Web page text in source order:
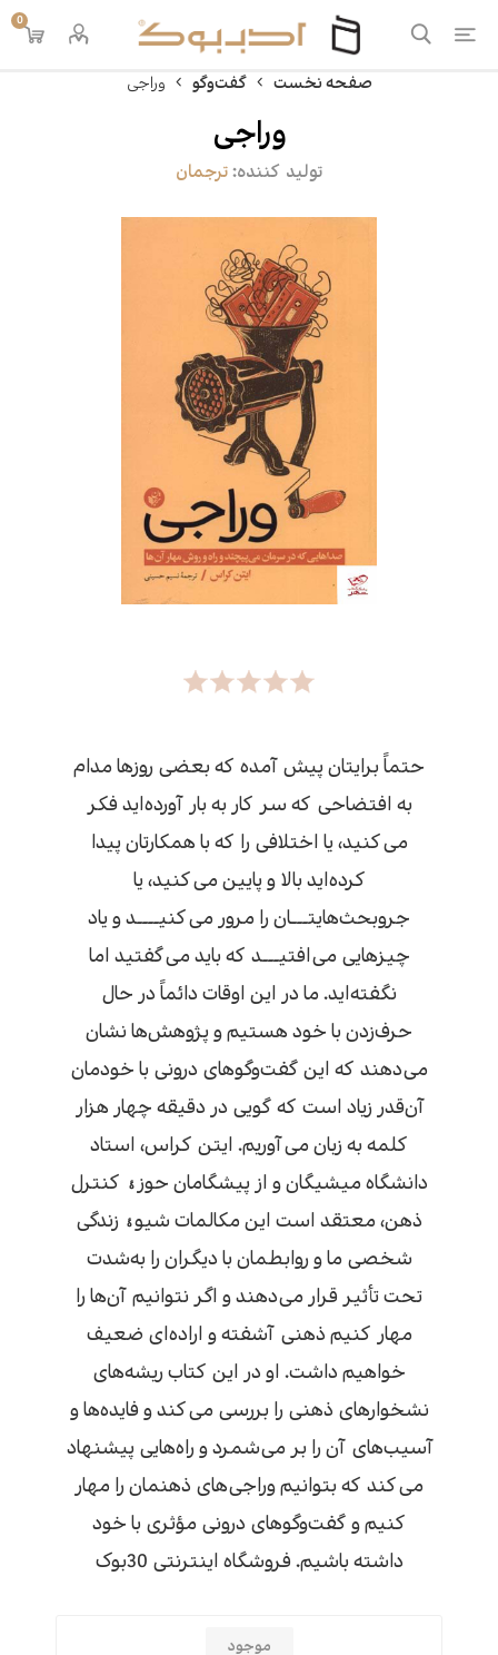
0
صفحه نخست گفت‌وگو وراجی
وراجی
تولید کننده: ترجمان
حتماً برایتان پیش آمده که بعضی روزها مدام
به افتضاحی که سر کار به بار آورده‌اید فکر
می‌کنید، یا اختلافی را که با همکارتان پیدا
کرده‌اید بالا و پایین می‌کنید، یا
جروبحث‌هایتـــان را مرور می‌کنیــــد و یاد
چیزهایی می‌افتیـــد که باید می‌گفتید اما
نگفته‌اید. ما در این اوقات دائماً در حال
حرف‌زدن با خود هستیم و پژوهش‌ها نشان
می‌دهند که این گفت‌وگوهای درونی با خودمان
آن‌قدر زیاد است که گویی در دقیقه چهار هزار
کلمه به زبان می‌آوریم. ایتن کراس، استاد
دانشگاه میشیگان و از پیشگامان حوزۀ کنترل
ذهن، معتقد است این مکالمات شیوۀ زندگی‌
شخصی ما و روابطمان با دیگران را به‌شدت
تحت تأثیر قرار می‌دهند و اگر نتوانیم آن‌ها را
مهار کنیم ذهنی آشفته و اراده‌ای ضعیف
خواهیم داشت. او در این کتاب ریشه‌های
نشخوارهای ذهنی را بررسی می‌کند و فایده‌ها و
آسیب‌های آن را بر می‌شمرد و راه‌هایی پیشنهاد
می‌کند که بتوانیم وراجی‌های ذهنمان را مهار
کنیم و گفت‌وگوهای درونی مؤثری با خود
داشته باشیم. فروشگاه اینترنتی 30بوک
موجود